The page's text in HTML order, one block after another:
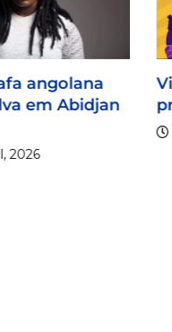
angolana
em Abidjan
2026